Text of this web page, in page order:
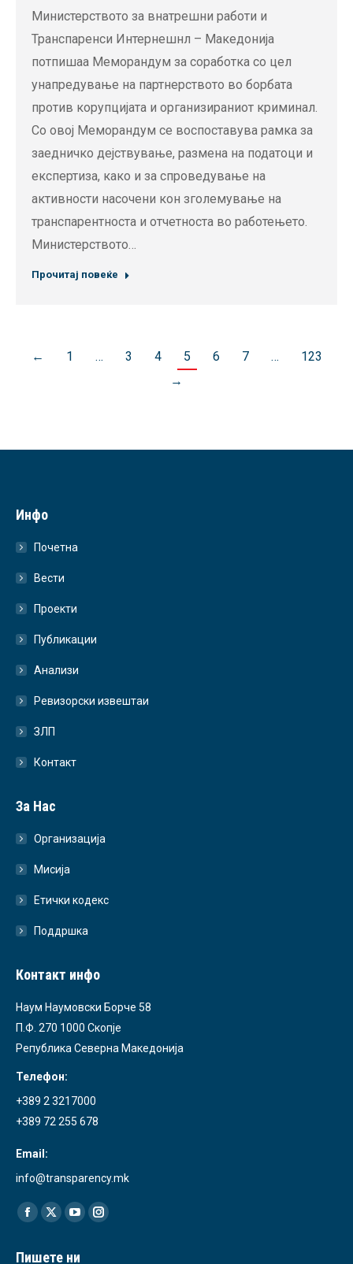
Министерството за внатрешни работи и
Транспаренси Интернешнл – Македонија
потпишаа Меморандум за соработка со цел
унапредување на партнерството во борбата
против корупцијата и организираниот криминал.
Со овој Меморандум се воспоставува рамка за
заедничко дејствување, размена на податоци и
експертиза, како и за спроведување на
активности насочени кон зголемување на
транспарентноста и отчетноста во работењето.
Министерството…
Прочитај повеќе
← 1 … 3 4 5 6 7 …
123
→
Инфо
Почетна
Вести
Проекти
Публикации
Анализи
Ревизорски извештаи
ЗЛП
Контакт
За Нас
Организација
Мисија
Етички кодекс
Поддршка
Контакт инфо
Наум Наумовски Борче 58
П.Ф. 270 1000 Скопје
Република Северна Македонија
Телефон:
+389 2 3217000
+389 72 255 678
Email:
info@transparency.mk
Find us on:
Facebook
X
YouTubeInstagram
Пишете ни